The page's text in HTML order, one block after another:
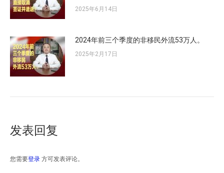
2025年6月14日
2024年前三个季度的非移民外流53万人。
2025年2月17日
发表回复
您需要登录 方可发表评论。